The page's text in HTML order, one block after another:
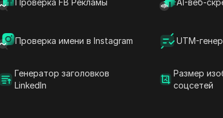
Проверка FB Рекламы AI-веб-
Проверка имени в Instagram UTM-
Генератор заголовков
LinkedIn
Размер
соцсетей
областей — владельцы
фрилансеры, менеджеры
email-маркетологи и другие
может быть аккаунтов
читать, чтобы узнать